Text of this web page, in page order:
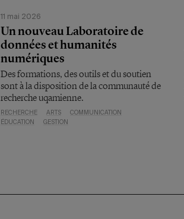
11 mai 2026
Un nouveau Laboratoire de
données et humanités
numériques
Des formations, des outils et du soutien
sont à la disposition de la communauté de
recherche uqamienne.
RECHERCHE ARTS
COMMUNICATION
ÉDUCATION
GESTION